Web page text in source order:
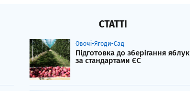
СТАТТІ
Овочі-Ягоди-Сад
Підготовка до зберігання яблук
за стандартами ЄС